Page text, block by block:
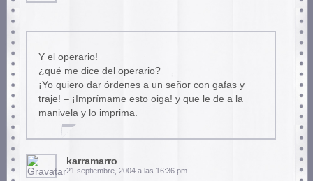
Y el operario!
¿qué me dice del operario?
¡Yo quiero dar órdenes a un señor con gafas y
traje! – ¡Imprímame esto oiga! y que le de a la
manivela y lo imprima.
karramarro
21 septiembre, 2004 a las 16:36 pm